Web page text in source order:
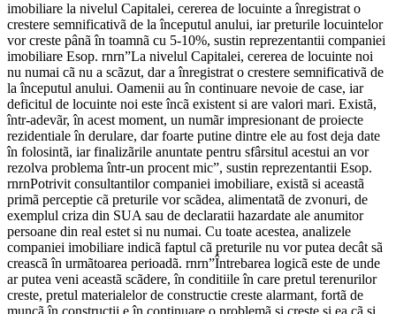
imobiliare la nivelul Capitalei, cererea de locuinte a înregistrat o
crestere semnificativã de la începutul anului, iar preturile locuintelor
vor creste pânã în toamnã cu 5-10%, sustin reprezentantii companiei
imobiliare Esop. rnrn”La nivelul Capitalei, cererea de locuinte noi
nu numai cã nu a scãzut, dar a înregistrat o crestere semnificativã de
la începutul anului. Oamenii au în continuare nevoie de case, iar
deficitul de locuinte noi este încã existent si are valori mari. Existã,
într-adevãr, în acest moment, un numãr impresionant de proiecte
rezidentiale în derulare, dar foarte putine dintre ele au fost deja date
în folosintã, iar finalizãrile anuntate pentru sfârsitul acestui an vor
rezolva problema într-un procent mic”, sustin reprezentantii Esop.
rnrnPotrivit consultantilor companiei imobiliare, existã si aceastã
primã perceptie cã preturile vor scãdea, alimentatã de zvonuri, de
exemplul criza din SUA sau de declaratii hazardate ale anumitor
persoane din real estet si nu numai. Cu toate acestea, analizele
companiei imobiliare indicã faptul cã preturile nu vor putea decât sã
creascã în urmãtoarea perioadã. rnrn”Întrebarea logicã este de unde
ar putea veni aceastã scãdere, în conditiile în care pretul terenurilor
creste, pretul materialelor de constructie creste alarmant, fortã de